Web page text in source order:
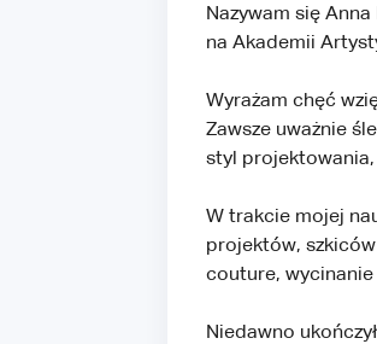
Nazywam się
na Akademii
Wyrażam chęć
Zawsze uważnie
styl projektowania,
W trakcie mojej
projektów,
couture,
Niedawno